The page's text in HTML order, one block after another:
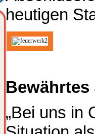
heutigen
„Bei uns in